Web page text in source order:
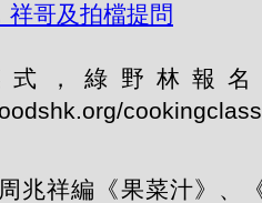
祥哥及拍檔提問
式，綠野林報
兆祥編《果菜汁》、